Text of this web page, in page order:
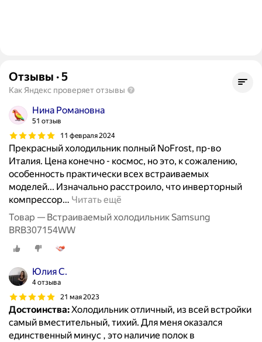
Отзывы ·5
Как Яндекс проверяет отзывы
Нина Романовна
51 отзыв
11 февраля 2024
Прекрасный холодильник полный NoFrost, пр-во
Италия. Цена конечно - космос, но это, к сожалению,
особенность практически всех встраиваемых
моделей... Изначально расстроило, что инверторный
компрессор… Читать ещё
Товар — Встраиваемый холодильник Samsung
BRB307154WW
Юлия С.
4 отзыва
21 мая 2023
Достоинства:Холодильник отличный, из всей встройки
самый вместительный, тихий. Для меня оказался
единственный минус , это наличие полок в